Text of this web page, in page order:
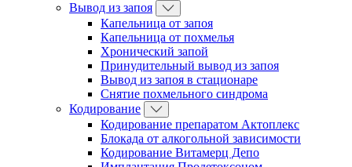
Вывод из запоя
Капельница от запоя
Капельница от похмелья
Хронический запой
Принудительный вывод из запоя
Вывод из запоя в стационаре
Снятие похмельного синдрома
Кодирование
Кодирование препаратом Актоплекс
Блокада от алкогольной зависимости
Кодирование Витамерц Депо